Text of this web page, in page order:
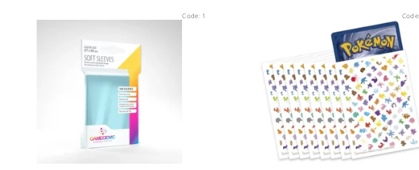
Code: 1 Code: